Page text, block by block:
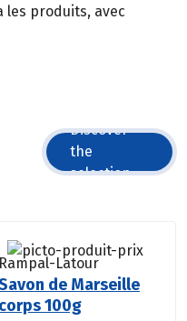
les produits, avec
Discover
the
selection
Rampal-Latour
de Marseille
corps 100g